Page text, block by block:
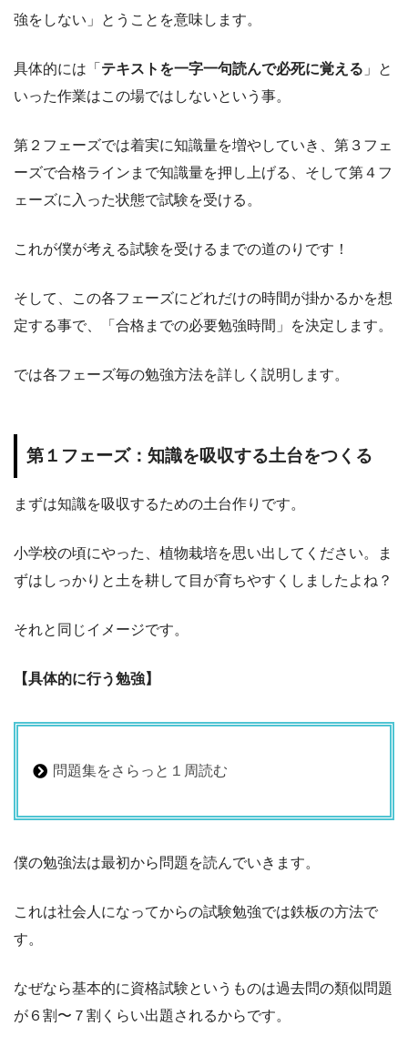
強をしない」とうことを意味します。
具体的には「 テキストを一字一句読んで必死に覚える 」と
いった作業はこの場ではしないという事。
第２フェーズでは着実に知識量を増やしていき、第３フェ
ーズで合格ラインまで知識量を押し上げる、そして第４フ
ェーズに入った状態で試験を受ける。
これが僕が考える試験を受けるまでの道のりです！
そして、この各フェーズにどれだけの時間が掛かるかを想
定する事で、「合格までの必要勉強時間」を決定します。
では各フェーズ毎の勉強方法を詳しく説明します。
第１フェーズ：知識を吸収する土台をつくる
まずは知識を吸収するための土台作りです。
小学校の頃にやった、植物栽培を思い出してください。ま
ずはしっかりと土を耕して目が育ちやすくしましたよね？
それと同じイメージです。
【具体的に行う勉強】
問題集をさらっと１周読む
僕の勉強法は最初から問題を読んでいきます。
これは社会人になってからの試験勉強では鉄板の方法で
す。
なぜなら基本的に資格試験というものは過去問の類似問題
が６割〜７割くらい出題されるからです。